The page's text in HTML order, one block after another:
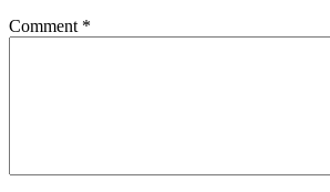
Comment *